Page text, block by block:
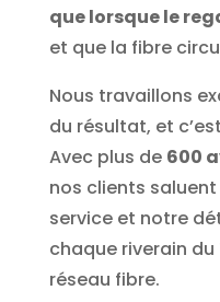
que lorsque le
et que la fibre
Nous travaillons
du résultat, et
Avec plus de 600
nos clients
service et notre
chaque riverain
réseau fibre.